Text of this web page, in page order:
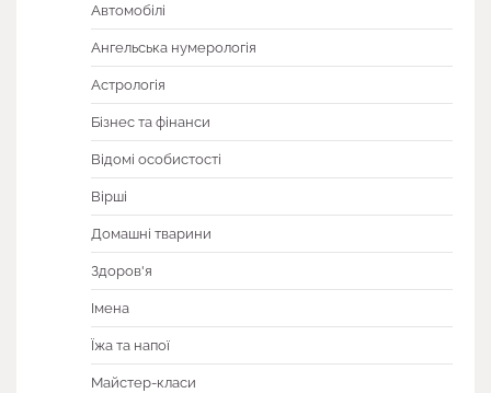
Автомобілі
Ангельська нумерологія
Астрологія
Бізнес та фінанси
Відомі особистості
Вірші
Домашні тварини
Здоров'я
Імена
Їжа та напої
Майстер-класи